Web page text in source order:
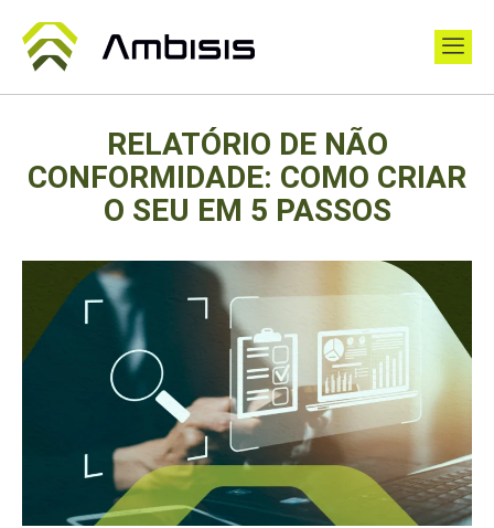
RELATÓRIO DE NÃO
CONFORMIDADE: COMO CRIAR
O SEU EM 5 PASSOS